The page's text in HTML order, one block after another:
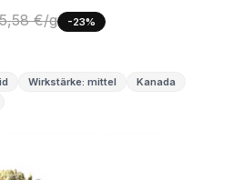
€/g
-23%
Wirkstärke: mittel
Kanada